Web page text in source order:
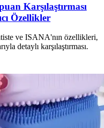
Karşılaştırması
Özellikler
ve ISANA'nın özellikleri,
detaylı karşılaştırması.